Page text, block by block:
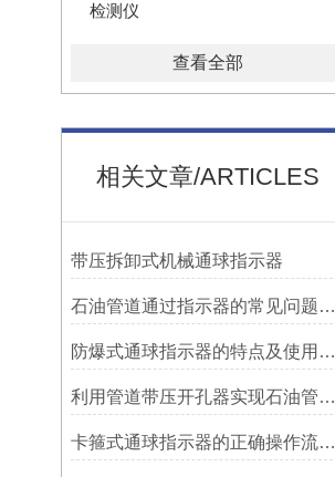
检测仪
查看全部
相关文章/ARTICLES
带压拆卸式机械通球指示器
石油管道通过指示器的常见问题及解决方式
防爆式通球指示器的特点及使用方法
利用管道带压开孔器实现石油管道通过指示器的在线维修
卡箍式通球指示器的正确操作流程介绍